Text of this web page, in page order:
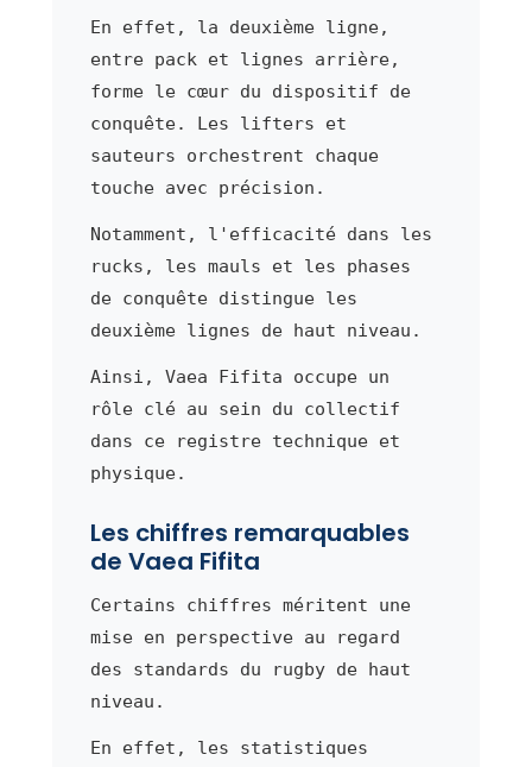
En effet, la deuxième ligne,
entre pack et lignes arrière,
forme le cœur du dispositif de
conquête. Les lifters et
sauteurs orchestrent chaque
touche avec précision.
Notamment, l'efficacité dans les
rucks, les mauls et les phases
de conquête distingue les
deuxième lignes de haut niveau.
Ainsi, Vaea Fifita occupe un
rôle clé au sein du collectif
dans ce registre technique et
physique.
Les chiffres remarquables
de Vaea Fifita
Certains chiffres méritent une
mise en perspective au regard
des standards du rugby de haut
niveau.
En effet, les statistiques